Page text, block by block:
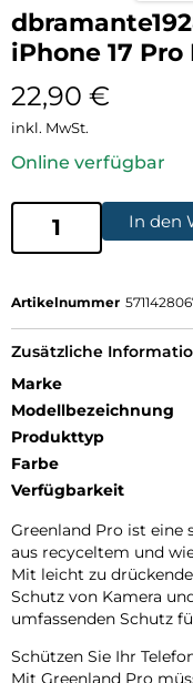
iPhone 17
22,90 €
inkl. MwSt.
Online verfügbar
In den
Artikelnummer
Zusätzliche
Marke
Modellbezeichnung
Produkttyp
Farbe
Verfügbarkeit
Greenland Pro ist eine
aus recyceltem und
Mit leicht zu
Schutz von Kamera
umfassenden Schutz
Schützen Sie Ihr
Mit Greenland Pro